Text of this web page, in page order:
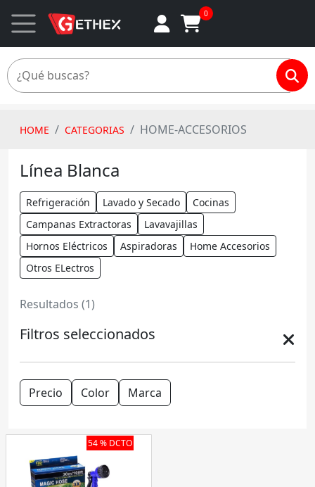
0
HOME CATEGORIAS HOME-ACCESORIOS
Línea Blanca
Refrigeración Lavado y Secado
Cocinas
Campanas Extractoras
Lavavajillas
Hornos Eléctricos
Aspiradoras
Home Accesorios
Otros ELectros
Resultados (1)
Filtros seleccionados
Precio Color Marca
54 % DCTO